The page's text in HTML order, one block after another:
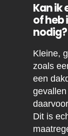
Kan ik
of heb
nodig?
Kleine,
zoals
een
Dit is